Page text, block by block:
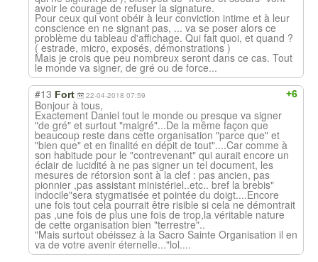
avoir le courage de refuser la signature.
Pour ceux qui vont obéir à leur conviction intime et à leur
conscience en ne signant pas, ... va se poser alors ce
problème du tableau d'affichage. Qui fait quoi, et quand ?
( estrade, micro, exposés, démonstrations )
Mais je crois que peu nombreux seront dans ce cas. Tout
le monde va signer, de gré ou de force...
+6
#13 Fort 22-04-2018 07:59
Bonjour à tous,
Exactement Daniel tout le monde ou presque va signer
"de gré" et surtout "malgré"...De la même façon que
beaucoup reste dans cette organisation "parce que" et
"bien que" et en finalité en dépit de tout"....Car comme à
son habitude pour le "contrevenant" qui aurait encore un
éclair de lucidité à ne pas signer un tel document, les
mesures de rétorsion sont à la clef : pas ancien, pas
pionnier ,pas assistant ministériel..etc.. bref la brebis"
indocile"sera stygmatisée et pointée du doigt....Encore
une fois tout cela pourrait être risible si cela ne démontrait
pas ,une fois de plus une fois de trop,la véritable nature
de cette organisation bien "terrestre"..
"Mais surtout obéissez à la Sacro Sainte Organisation il en
va de votre avenir éternelle..."lol....